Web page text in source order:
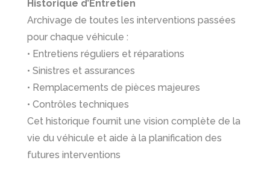
Historique d’Entretien
Archivage de toutes les interventions passées
pour chaque véhicule :
• Entretiens réguliers et réparations
• Sinistres et assurances
• Remplacements de pièces majeures
• Contrôles techniques
Cet historique fournit une vision complète de la
vie du véhicule et aide à la planification des
futures interventions